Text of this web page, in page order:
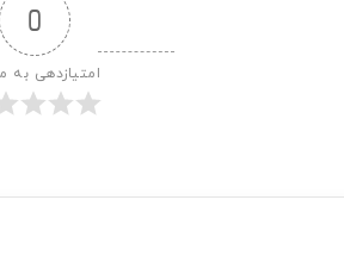
0
امتیازدهی به